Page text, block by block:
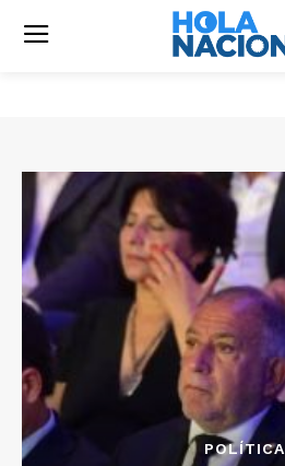
POLÍTICA